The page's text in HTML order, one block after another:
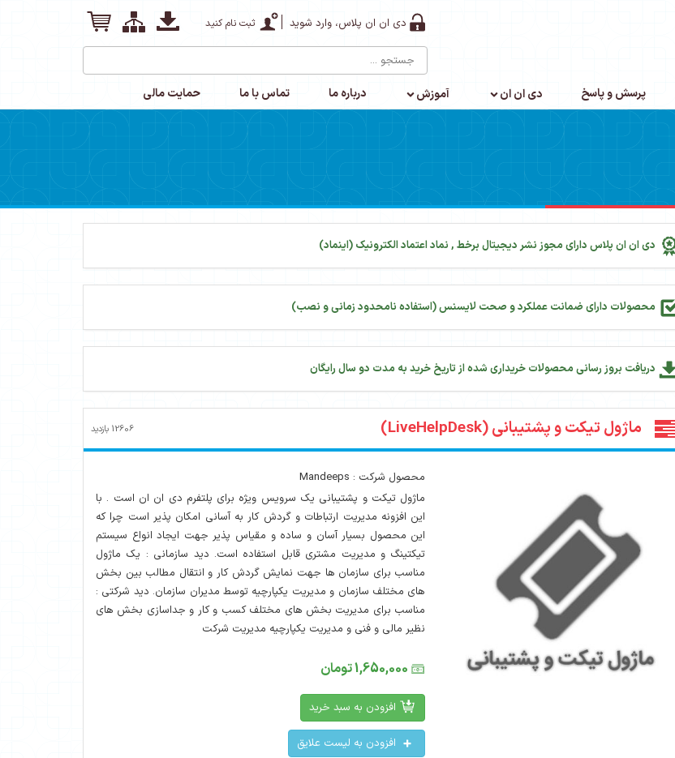
دی ان ان پلاس، وارد شوید ثبت نام کنید
پرسش و پاسخ دی ان ان آموزش درباره ما تماس با ما حمایت مالی
دی ان ان پلاس دارای مجوز نشر دیجیتال برخط , نماد اعتماد الکترونیک (اینماد)
محصولات دارای ضمانت عملکرد و صحت لایسنس (استفاده نامحدود زمانی و نصب)
دریافت بروز رسانی محصولات خریداری شده از تاریخ خرید به مدت دو سال رایگان
ماژول تیکت و پشتیبانی (LiveHelpDesk) 12606 بازدید
محصول شرکت : Mandeeps
ماژول تیکت و پشتیبانی یک سرویس ویژه برای پلتفرم دی ان ان است . با
این افزونه مدیریت ارتباطات و گردش کار به آسانی امکان پذیر است چرا که
این محصول بسیار آسان و ساده و مقیاس پذیر جهت ایجاد انواع سیستم
تیکتینگ و مدیریت مشتری قابل استفاده است. دید سازمانی : یک ماژول
مناسب برای سازمان ها جهت نمایش گردش کار و انتقال مطالب بین بخش
های مختلف سازمان و مدیریت یکپارچیه توسط مدیران سازمان. دید شرکتی :
مناسب برای مدیریت بخش های مختلف کسب و کار و جداسازی بخش های
نظیر مالی و فنی و مدیریت یکپارچیه مدیریت شرکت
افزودن به سبد خرید
افزودن به لیست علایق